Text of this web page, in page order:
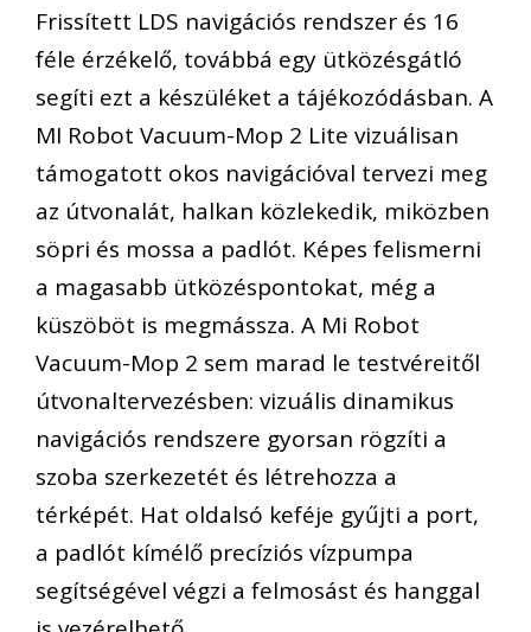
Frissített LDS navigációs rendszer és 16
féle érzékelő, továbbá egy ütközésgátló
segíti ezt a készüléket a tájékozódásban. A
MI Robot Vacuum-Mop 2 Lite vizuálisan
támogatott okos navigációval tervezi meg
az útvonalát, halkan közlekedik, miközben
söpri és mossa a padlót. Képes felismerni
a magasabb ütközéspontokat, még a
küszöböt is megmássza. A Mi Robot
Vacuum-Mop 2 sem marad le testvéreitől
útvonaltervezésben: vizuális dinamikus
navigációs rendszere gyorsan rögzíti a
szoba szerkezetét és létrehozza a
térképét. Hat oldalsó keféje gyűjti a port,
a padlót kímélő precíziós vízpumpa
segítségével végzi a felmosást és hanggal